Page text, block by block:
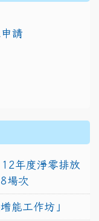
請
年度淨零排放
場次
能工作坊」